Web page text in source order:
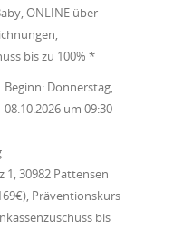
ONLINE über
bis zu 100% *
Beginn: Donnerstag,
08.10.2026 um 09:30
1, 30982 Pattensen
Präventionskurs
bis